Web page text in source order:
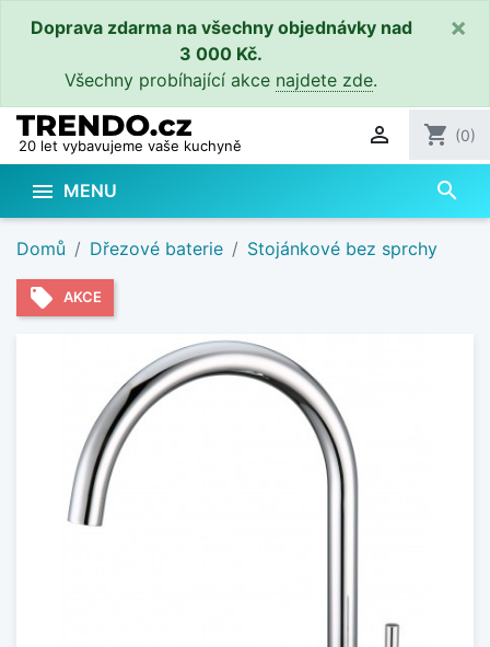
Doprava zdarma na všechny objednávky nad
3 000 Kč.
Všechny probíhající akce najdete zde.
×
20 let vybavujeme vaše kuchyně  shopping_cart (0)
 MENU search
Domů Dřezové baterie Stojánkové bez sprchy
local_offer AKCE